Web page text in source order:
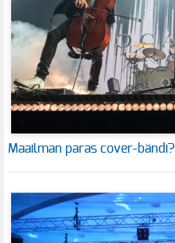
Maailman paras cover-bändi?